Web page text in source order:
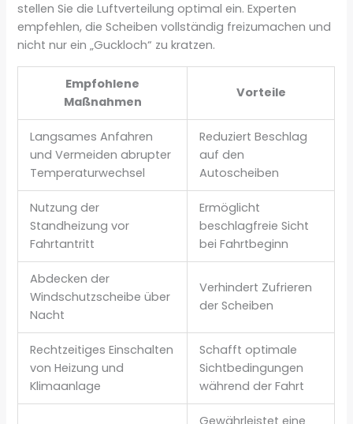
stellen Sie die Luftverteilung optimal ein. Experten
empfehlen, die Scheiben vollständig freizumachen und
nicht nur ein „Guckloch“ zu kratzen.
Empfohlene
Maßnahmen
Vorteile
Langsames Anfahren
und Vermeiden abrupter
Temperaturwechsel
Reduziert Beschlag
auf den
Autoscheiben
Nutzung der
Standheizung vor
Fahrtantritt
Ermöglicht
beschlagfreie Sicht
bei Fahrtbeginn
Abdecken der
Windschutzscheibe über
Nacht
Verhindert Zufrieren
der Scheiben
Rechtzeitiges Einschalten
von Heizung und
Klimaanlage
Schafft optimale
Sichtbedingungen
während der Fahrt
Gewährleistet eine